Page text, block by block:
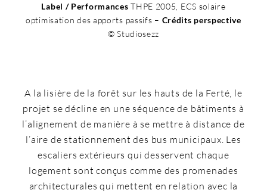
Label / Performances THPE 2005, ECS solaire
optimisation des apports passifs – Crédits perspective
© Studiosezz
A la lisière de la forêt sur les hauts de la Ferté, le
projet se décline en une séquence de bâtiments à
l’alignement de manière à se mettre à distance de
l’aire de stationnement des bus municipaux. Les
escaliers extérieurs qui desservent chaque
logement sont conçus comme des promenades
architecturales qui mettent en relation avec la